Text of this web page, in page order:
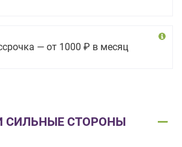
— от 1000 ₽ в месяц
СИЛЬНЫЕ СТОРОНЫ